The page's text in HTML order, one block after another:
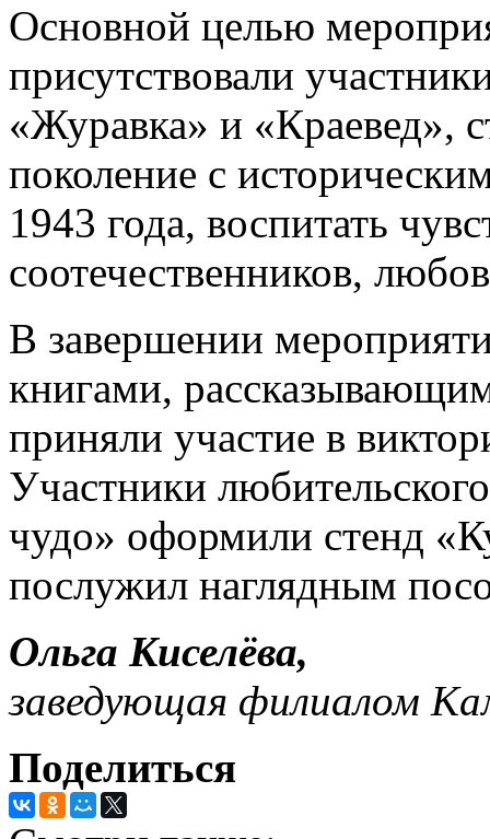
Основной целью
присутствовали
«Журавка» и «Краевед»,
поколение с
1943 года, воспитать
соотечественников,
В завершении
книгами,
приняли участие в
Участники
чудо» оформили стенд
послужил наглядным
Ольга Киселёва,
заведующая филиалом
Поделиться